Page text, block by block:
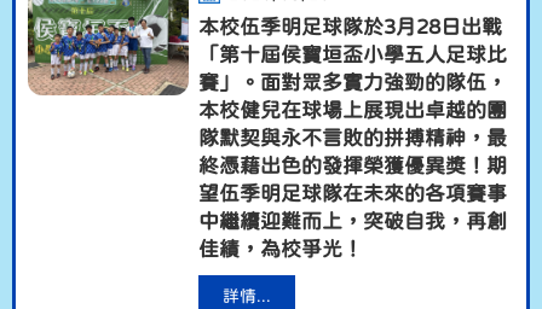
本校伍季明足球隊於3月 28日出戰
「第十屆侯寶垣盃小學五人足球比
賽」。面對眾多實力強勁的隊伍，
本校健兒在球場上展現出卓越的團
隊默契與永不言敗的拼搏精神，最
終憑藉出色的發揮榮獲優異獎！期
望伍季明足球隊在未來的各項賽事
中繼續迎難而上，突破自我，再創
佳績，為校爭光！
詳情...